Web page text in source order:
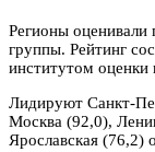
Регионы оценивали
группы. Рейтинг
институтом оценки
Лидируют Санкт-
Москва (92,0),
Ярославская (76,2)